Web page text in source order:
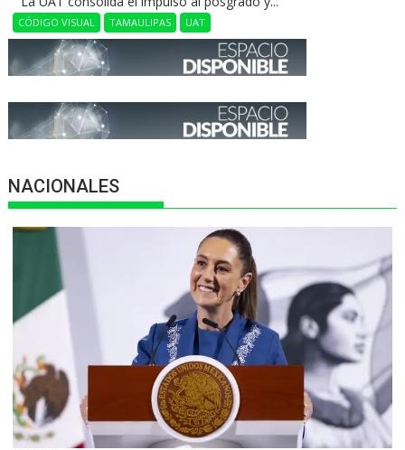
CÓDIGO VISUAL TAMAULIPAS UAT
NACIONALES